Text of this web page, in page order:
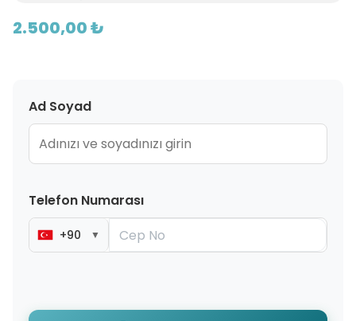
2.500,00 ₺
Ad Soyad
Telefon Numarası
+90 ▼